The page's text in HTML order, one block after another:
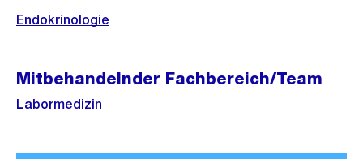
Endokrinologie
Mitbehandelnder Fachbereich/Team
Labormedizin